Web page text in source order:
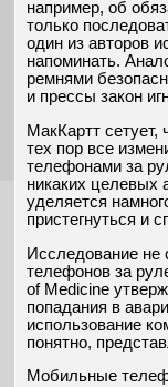
например, об
только
один из авторов
напоминать.
ремнями
и прессы закон
МакКартт
тех пор все
телефонами за
никаких целевых
уделяется
пристегнуться и
Исследование не
телефонов за
of Medicine
попадания в
использование
понятно,
Мобильные